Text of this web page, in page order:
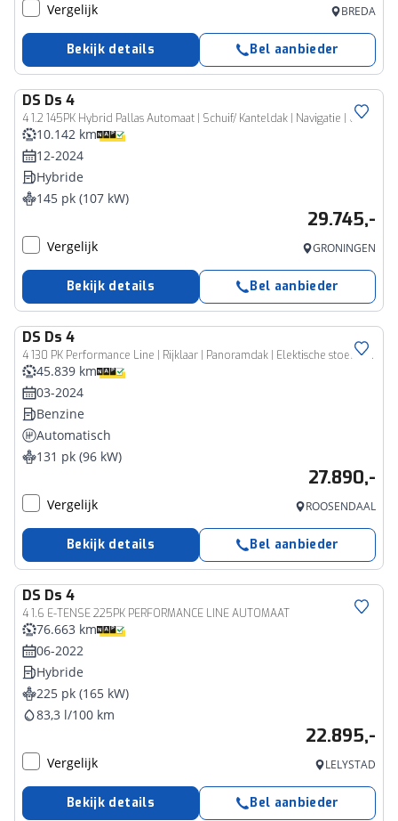
Vergelijk BREDA
Bekijk details Bel aanbieder
DS Ds 4
4 1.2 145PK Hybrid Pallas Automaat | Schuif/ Kanteldak | Navigatie | Camera | Adaptive Cruise | Memoryseat | Two Tone | Pack Comfort | El. Achterklep | Lichtmetaal 19 inch
10.142 km
12-2024
Hybride
145 pk (107 kW)
29.745,-
Vergelijk GRONINGEN
Bekijk details Bel aanbieder
DS Ds 4
4 130 PK Performance Line | Rijklaar | Panoramdak | Elektische stoelen | elektrische achterklep |
45.839 km
03-2024
Benzine
Automatisch
131 pk (96 kW)
27.890,-
Vergelijk ROOSENDAAL
Bekijk details Bel aanbieder
DS Ds 4
4 1.6 E-TENSE 225PK PERFORMANCE LINE AUTOMAAT
76.663 km
06-2022
Hybride
225 pk (165 kW)
83,3 l/100 km
22.895,-
Vergelijk LELYSTAD
Bekijk details Bel aanbieder